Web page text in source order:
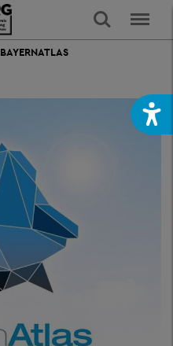
BAYERNATLAS